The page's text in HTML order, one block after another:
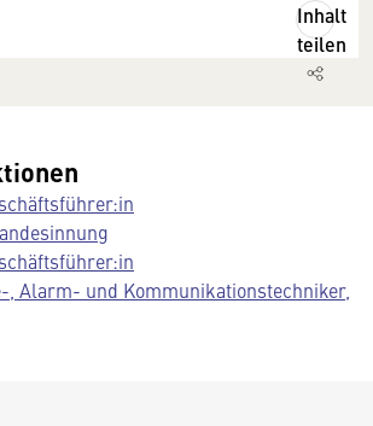
Inhalt
teilen
, Alarm- und Kommunikationstechniker,